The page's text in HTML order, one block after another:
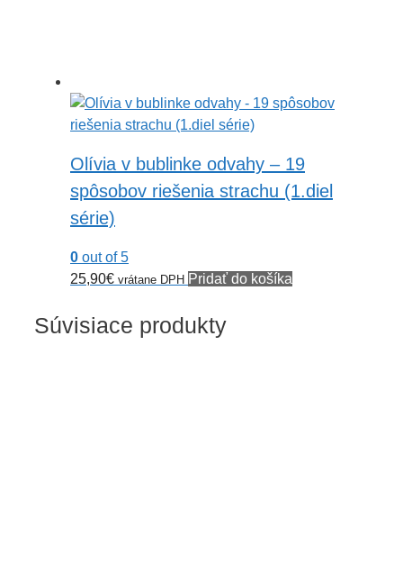
Olívia v bublinke odvahy – 19
spôsobov riešenia strachu (1.diel
série)
0 out of 5
25,90€ vrátane DPH Pridať do košíka
Súvisiace produkty